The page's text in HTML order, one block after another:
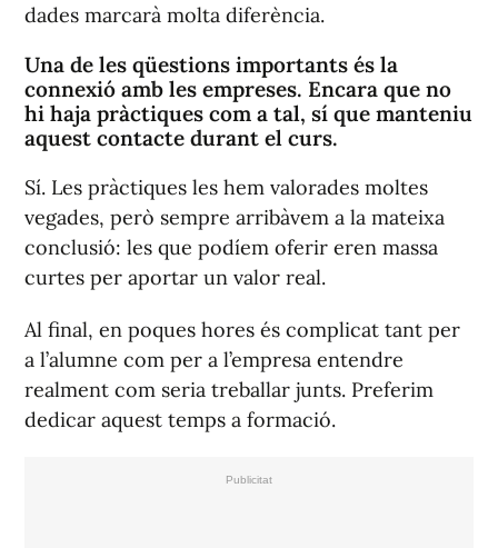
dades marcarà molta diferència.
Una de les qüestions importants és la
connexió amb les empreses. Encara que no
hi haja pràctiques com a tal, sí que manteniu
aquest contacte durant el curs.
Sí. Les pràctiques les hem valorades moltes
vegades, però sempre arribàvem a la mateixa
conclusió: les que podíem oferir eren massa
curtes per aportar un valor real.
Al final, en poques hores és complicat tant per
a l’alumne com per a l’empresa entendre
realment com seria treballar junts. Preferim
dedicar aquest temps a formació.